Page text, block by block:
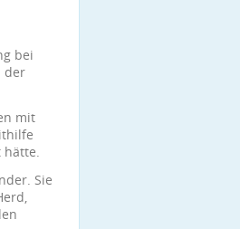
bei
der
mit
hätte.
Sie